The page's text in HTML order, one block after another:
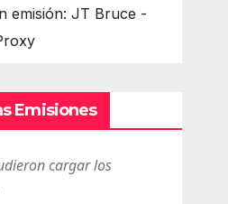
emisión: JT Bruce -
Emisiones